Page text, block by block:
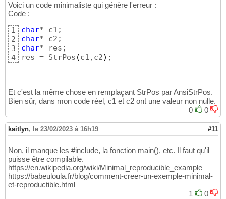
Voici un code minimaliste qui génère l'erreur :
Code :
1
2
3
4
char
char
char* res;
res = StrPos (c1,c2) ;
Et c'est la même chose en remplaçant StrPos par AnsiStrPos.
Bien sûr, dans mon code réel, c1 et c2 ont une valeur non nulle.
0
0
kaitlyn, le 23/02/2023 à 16h19 #11
Non, il manque les #include, la fonction main(), etc. Il faut qu'il
puisse être compilable.
https://en.wikipedia.org/wiki/Minimal_reproducible_example
https://babeuloula.fr/blog/comment-creer-un-exemple-minimal-
et-reproductible.html
1
0